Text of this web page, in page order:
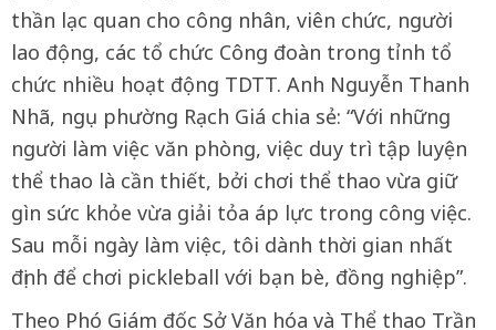
thần lạc quan cho công nhân, viên chức, người
lao động, các tổ chức Công đoàn trong tỉnh tổ
chức nhiều hoạt động TDTT. Anh Nguyễn Thanh
Nhã, ngụ phường Rạch Giá chia sẻ: “Với những
người làm việc văn phòng, việc duy trì tập luyện
thể thao là cần thiết, bởi chơi thể thao vừa giữ
gìn sức khỏe vừa giải tỏa áp lực trong công việc.
Sau mỗi ngày làm việc, tôi dành thời gian nhất
định để chơi pickleball với bạn bè, đồng nghiệp”.
Theo Phó Giám đốc Sở Văn hóa và Thể thao Trần